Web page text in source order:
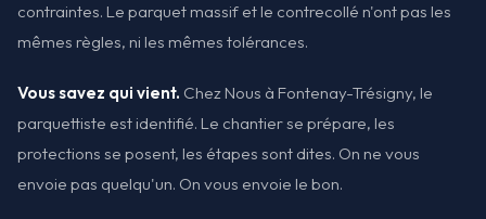
contraintes. Le parquet massif et le contrecollé n'ont pas les
mêmes règles, ni les mêmes tolérances.
Vous savez qui vient. Chez Nous à Fontenay-Trésigny, le
parquettiste est identifié. Le chantier se prépare, les
protections se posent, les étapes sont dites. On ne vous
envoie pas quelqu'un. On vous envoie le bon.